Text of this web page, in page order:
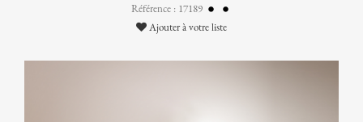
Référence : 17189
Ajouter à votre liste